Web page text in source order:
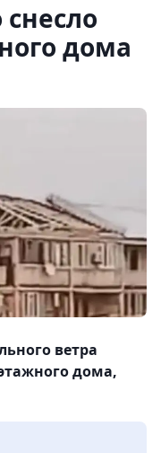
дома
ветра
дома,